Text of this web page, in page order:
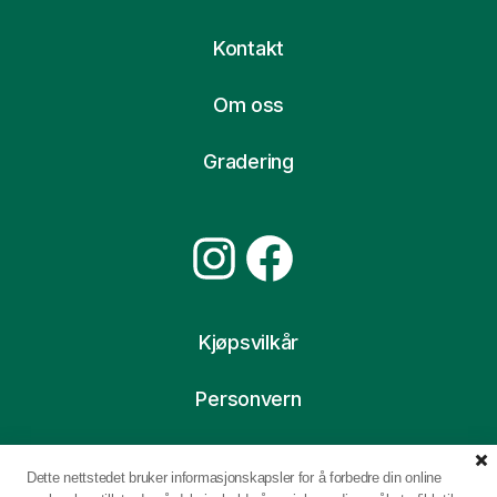
Kontakt
Om oss
Gradering
Instagram
Facebook
Kjøpsvilkår
Personvern
Dette nettstedet bruker informasjonskapsler for å forbedre din online